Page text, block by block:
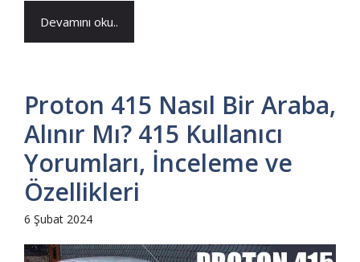
Devamını oku..
Proton 415 Nasıl Bir Araba,
Alınır Mı? 415 Kullanıcı
Yorumları, İnceleme ve
Özellikleri
6 Şubat 2024